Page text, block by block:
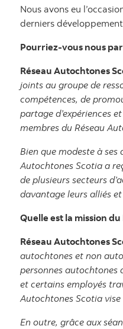
Nous avons eu
derniers
Pourriez-vous nous
Réseau Autochtones
joints au groupe de
compétences, de
partage d’expériences
membres du Réseau
Bien que modeste à ses
Autochtones Scotia a
de plusieurs secteurs
davantage leurs alliés
Quelle est la mission
Réseau Autochtones
autochtones et non
personnes autochtones
et certains employés
Autochtones Scotia
En outre, grâce aux